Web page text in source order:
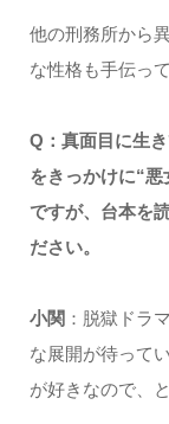
他の刑務所から
な性格も手伝っ
Q：真面目に生
をきっかけに“
ですが、台本を
ださい。
小関 ：脱獄ドラ
な展開が待って
が好きなので、